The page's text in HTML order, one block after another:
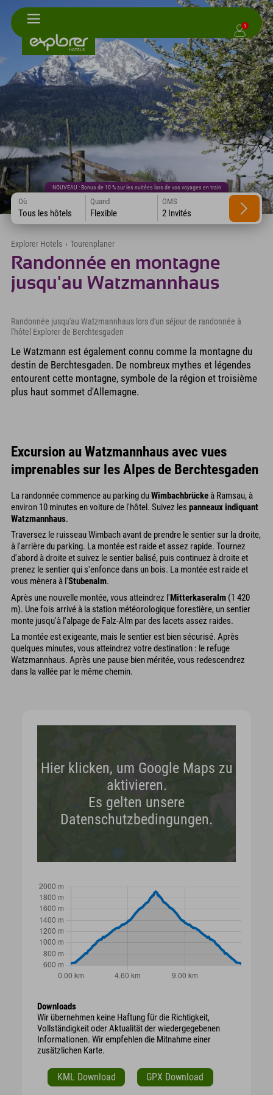
1
NOUVEAU : Bonus de 10 % sur les nuitées lors de vos voyages en train
Où
Tous les hôtels
Quand
Flexible
OMS
2 Invités
Explorer Hotels › Tourenplaner
Randonnée en montagne
jusqu'au Watzmannhaus
Randonnée jusqu'au Watzmannhaus lors d'un séjour de randonnée à
l'hôtel Explorer de Berchtesgaden
Le Watzmann est également connu comme la montagne du
destin de Berchtesgaden. De nombreux mythes et légendes
entourent cette montagne, symbole de la région et troisième
plus haut sommet d'Allemagne.
Excursion au Watzmannhaus avec vues
imprenables sur les Alpes de Berchtesgaden
La randonnée commence au parking duWimbachbrücke à Ramsau, à
environ 10 minutes en voiture de l'hôtel. Suivez les panneaux indiquant
Watzmannhaus.
Traversez le ruisseau Wimbach avant de prendre le sentier sur la droite,
à l'arrière du parking. La montée est raide et assez rapide. Tournez
d'abord à droite et suivez le sentier balisé, puis continuez à droite et
prenez le sentier qui s'enfonce dans un bois. La montée est raide et
vous mènera à l'Stubenalm.
Après une nouvelle montée, vous atteindrez l'Mitterkaseralm (1 420
m). Une fois arrivé à la station météorologique forestière, un sentier
monte jusqu'à l'alpage de Falz-Alm par des lacets assez raides.
La montée est exigeante, mais le sentier est bien sécurisé. Après
quelques minutes, vous atteindrez votre destination : le refuge
Watzmannhaus. Après une pause bien méritée, vous redescendrez
dans la vallée par le même chemin.
Hier klicken, um Google Maps zu
aktivieren.
Es gelten unsere
Datenschutzbedingungen.
Downloads
Wir übernehmen keine Haftung für die Richtigkeit,
Vollständigkeit oder Aktualität der wiedergegebenen
Informationen. Wir empfehlen die Mitnahme einer
zusätzlichen Karte.
KML Download GPX Download